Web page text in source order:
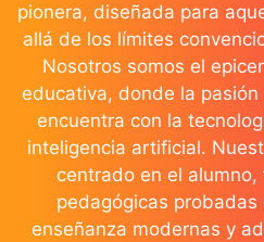
pionera, diseñada para
allá de los límites
Nosotros somos el
educativa, donde la
encuentra con la
inteligencia artificial.
centrado en el
pedagógicas
enseñanza modernas y